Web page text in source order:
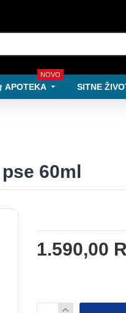
APOTEKA
NOVO
SITNE
60ml
1.590,00